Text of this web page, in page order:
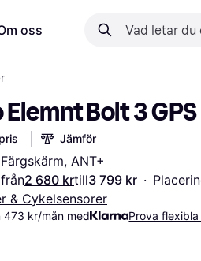
oss
Elemnt Bolt 3
Jämför
ANT+
2 680 krtill3 799 kr ·
& Cykelsensorer
kr/mån med Prova